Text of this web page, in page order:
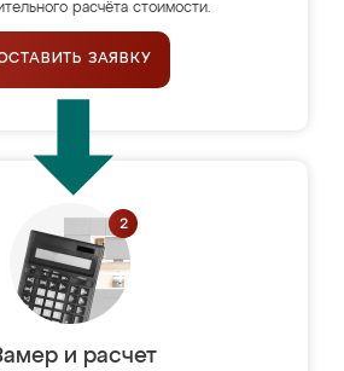
расчёта стоимости.
ЗАЯВКУ
и расчет